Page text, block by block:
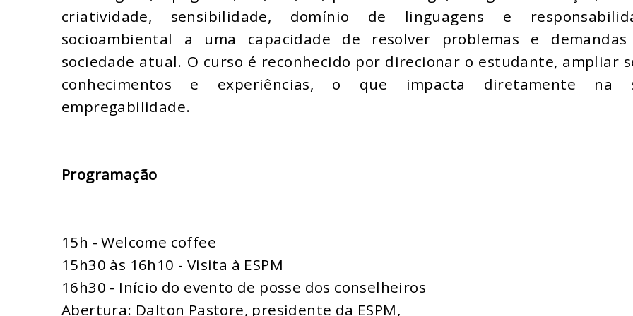
criatividade, sensibilidade, domínio de linguagens e
socioambiental a uma capacidade de resolver problemas e
sociedade atual. O curso é reconhecido por direcionar o estudante, ampliar
conhecimentos e experiências, o que impacta diretamente na
empregabilidade.
Programação
15h - Welcome coffee
15h30 às 16h10 - Visita à ESPM
16h30 - Início do evento de posse dos conselheiros
Abertura: Dalton Pastore, presidente da ESPM,